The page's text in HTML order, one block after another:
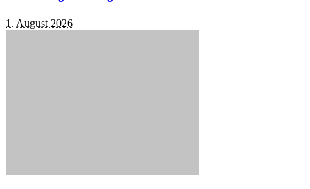
1. August 2026